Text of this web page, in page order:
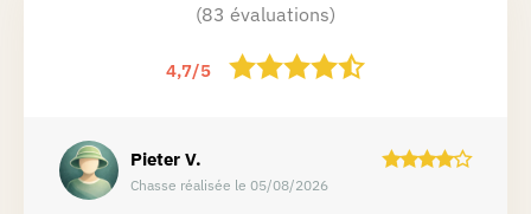
(83 évaluations)
4,7/5
Pieter V.
Chasse réalisée le 05/08/2026